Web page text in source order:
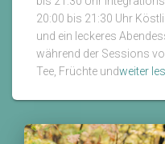
20:00 bis 21:30 Uhr
und ein leckeres
während der Sessions
Tee, Früchte undweiter